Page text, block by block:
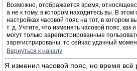
Возможно, отображается время,
а не к тому, в котором находитесь вы. В
настройках часовой пояс на тот, в котором
т. д. Учтите, что изменять часовой пояс, как
могут только зарегистрированные
зарегистрированы, то сейчас удачный
Вернуться к началу
Я изменил часовой пояс, но время всё